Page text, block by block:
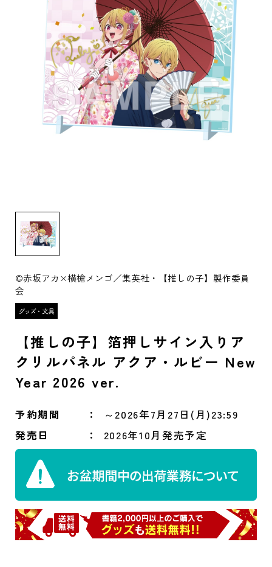
©赤坂アカ×横槍メンゴ／集英社・【推しの子】製作委員
会
【推しの子】箔押しサイン入りア
クリルパネル アクア・ルビー New
Year 2026 ver.
予約期間
～2026年7月27日(月)23:59
発売日
2026年10月発売予定